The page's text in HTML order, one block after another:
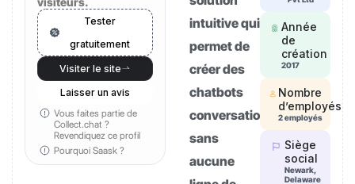
Tester
gratuitement
Visiter le site
Laisser un avis
Vous faites partie de
Collect.chat ?
Revendiquez ce profil
Pourquoi Saask ?
intuitive qui
permet de
créer des
chatbots
conversationnels
sans
aucune
Année
de
création
2017
Nombre
d’employés
2 employés
Siège
social
Newark,
Delaware